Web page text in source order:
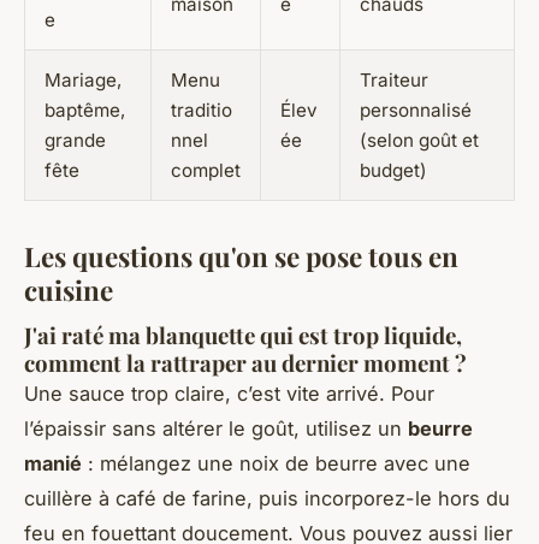
e
Mariage,
baptême,
grande
fête
Menu
traditio
nnel
complet
Élev
ée
Traiteur
personnalisé
(selon goût et
budget)
Les questions qu'on se pose tous en
cuisine
J'ai raté ma blanquette qui est trop liquide,
comment la rattraper au dernier moment ?
Une sauce trop claire, c’est vite arrivé. Pour
l’épaissir sans altérer le goût, utilisez un beurre
manié : mélangez une noix de beurre avec une
cuillère à café de farine, puis incorporez-le hors du
feu en fouettant doucement. Vous pouvez aussi lier